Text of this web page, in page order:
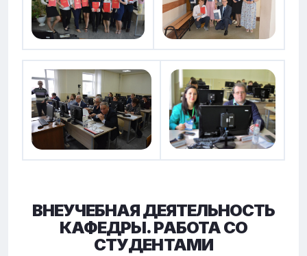
ВНЕУЧЕБНАЯ ДЕЯТЕЛЬНОСТЬ
КАФЕДРЫ. РАБОТА СО
СТУДЕНТАМИ